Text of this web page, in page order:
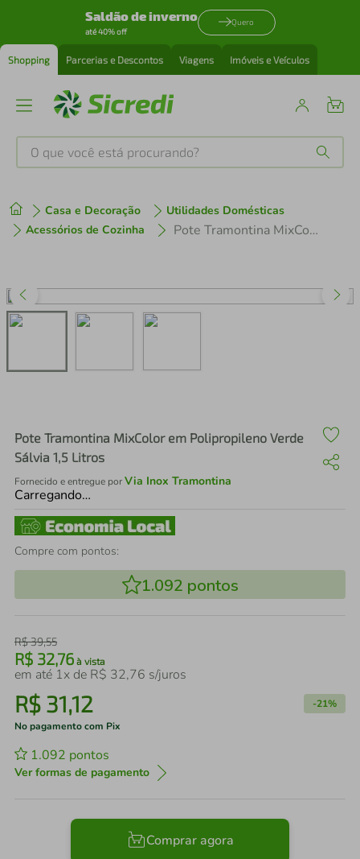
Saldão de inverno
até 40% off
Quero
Shopping Parcerias e Descontos Viagens Imóveis e Veículos
O que você está procurando?
Casa e Decoração
Utilidades Domésticas
Acessórios de Cozinha
Pote Tramontina MixColor em Polipropileno Verde Sálvia 1,5 Litros
Pote Tramontina MixColor em Polipropileno Verde
Sálvia 1,5 Litros
Fornecido e entregue porVia Inox Tramontina
Carregando…
Compre com pontos:
1.092 pontos
R$39,55
R$ 32,76 à vista
em até 1x de R$ 32,76 s/juros
R$ 31,12 -21%
No pagamento com Pix
1.092 pontos
Ver formas de pagamento
Comprar agora
1º tenis
3º perfume